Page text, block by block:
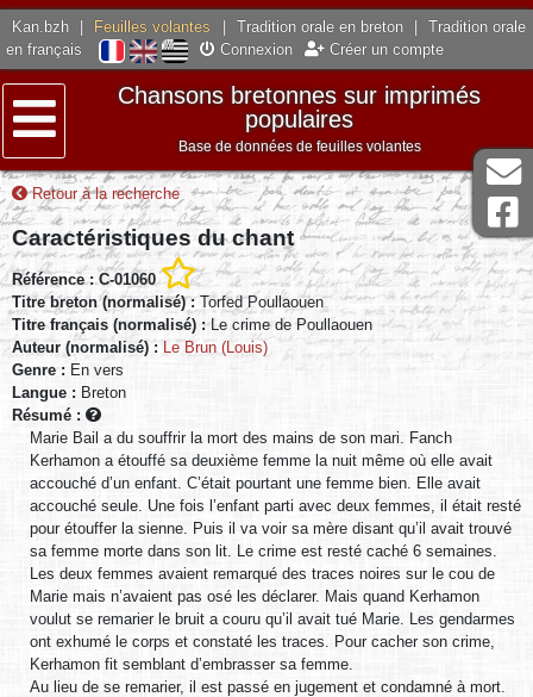
Kan.bzh Feuilles volantes Tradition orale en breton
Tradition orale
en français
Connexion Créer un compte
Menu
Chansons bretonnes sur imprimés
populaires
Base de données de feuilles volantes
Retour à la recherche
Caractéristiques du chant
Référence : C-01060
Titre breton (normalisé) :Torfed Poullaouen
Titre français (normalisé) :Le crime de Poullaouen
Auteur (normalisé) : Le Brun (Louis)
Genre : En vers
Langue : Breton
Résumé :
Marie Bail a du souffrir la mort des mains de son mari. Fanch
Kerhamon a étouffé sa deuxième femme la nuit même où elle avait
accouché d’un enfant. C’était pourtant une femme bien. Elle avait
accouché seule. Une fois l’enfant parti avec deux femmes, il était resté
pour étouffer la sienne. Puis il va voir sa mère disant qu’il avait trouvé
sa femme morte dans son lit. Le crime est resté caché 6 semaines.
Les deux femmes avaient remarqué des traces noires sur le cou de
Marie mais n’avaient pas osé les déclarer. Mais quand Kerhamon
voulut se remarier le bruit a couru qu’il avait tué Marie. Les gendarmes
ont exhumé le corps et constaté les traces. Pour cacher son crime,
Kerhamon fit semblant d’embrasser sa femme.
Au lieu de se remarier, il est passé en jugement et condamné à mort.